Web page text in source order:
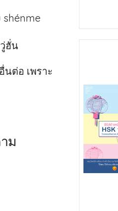
shénme
ฮั่น
นต่อ เพราะ
ม